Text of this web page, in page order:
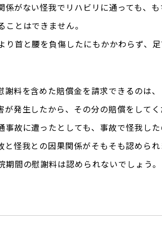
係がない怪我でリハビリに通っても、
とはできません。
り首と腰を負傷したにもかかわらず、
謝料を含めた賠償金を請求できるのは
が発生したから、その分の賠償をして
事故に遭ったとしても、事故で怪我し
と怪我との因果関係がそもそも認めら
間の慰謝料は認められないでしょう。